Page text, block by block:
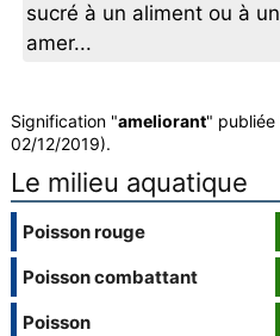
sucré à un aliment ou à
amer...
Signification "ameliorant" publiée
02/12/2019).
Le milieu aquatique
Poisson rouge
Poisson combattant
Poisson